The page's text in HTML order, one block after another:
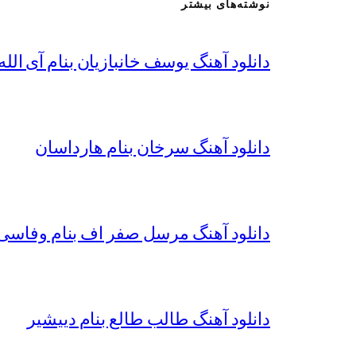
نوشته‌های بیشتر
دانلود آهنگ یوسف خانبازیان بنام آی
دانلود آهنگ سرخان بنام هارداسان
دانلود آهنگ مرسل صفر اف بنام
دانلود آهنگ طالب طالع بنام دییشیر